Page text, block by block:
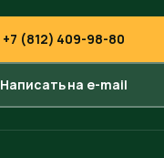
+7 (812) 409-98-80
Написать на e-mail